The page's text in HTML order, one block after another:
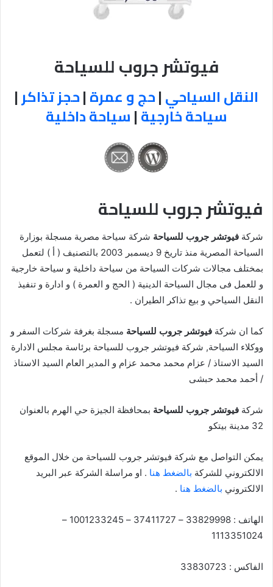
فيوتشر جروب للسياحة
النقل السياحي|حج و عمرة|حجز تذاكر|
سياحة خارجية|سياحة داخلية
فيوتشر جروب للسياحة
شركة فيوتشر جروب للسياحة شركة سياحة مصرية مسجلة بوزارة
السياحة المصرية منذ تاريخ 9 ديسمبر 2003 بالتصنيف ( أ ) لتعمل
بمختلف مجالات شركات السياحة من سياحة داخلية و سياحة خارجية
و للعمل فى مجال السياحة الدينية ( الحج و العمرة ) و ادارة و تنفيذ
النقل السياحي و بيع تذاكر الطيران .
كما ان شركة فيوتشر جروب للسياحة مسجلة بغرفة شركات السفر و
ووكلاء السياحة, شركة فيوتشر جروب للسياحة برئاسة مجلس الادارة
السيد الاستاذ / عزام محمد محمد عزام و المدير العام السيد الاستاذ
/ أحمد محمد حبشى
شركة فيوتشر جروب للسياحة بمحافظة الجيزة حي الهرم بالعنوان
32 مدينة بيتكو
يمكن التواصل مع شركة فيوتشر جروب للسياحة من خلال الموقع
الالكتروني للشركة بالضغط هنا . او مراسلة الشركة عبر البريد
الالكتروني بالضغط هنا .
الهاتف : 33829998 – 37411727 – 1001233245 –
1113351024
الفاكس : 33830723